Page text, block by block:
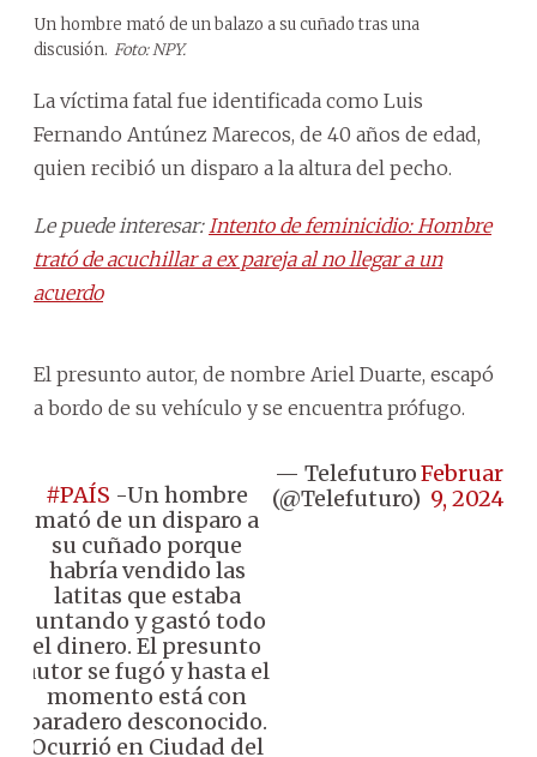
Un hombre mató de un balazo a su cuñado tras una
discusión. Foto: NPY.
La víctima fatal fue identificada como Luis
Fernando Antúnez Marecos, de 40 años de edad,
quien recibió un disparo a la altura del pecho.
Le puede interesar: Intento de feminicidio: Hombre
trató de acuchillar a ex pareja al no llegar a un
acuerdo
El presunto autor, de nombre Ariel Duarte, escapó
a bordo de su vehículo y se encuentra prófugo.
#PAÍS -Un hombre
mató de un disparo a
su cuñado porque
habría vendido las
latitas que estaba
juntando y gastó todo
el dinero. El presunto
autor se fugó y hasta el
momento está con
paradero desconocido.
Ocurrió en Ciudad del
— Telefuturo
(@Telefuturo)
February
9, 2024